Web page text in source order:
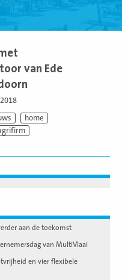
aan de toekomst
van MultiVlaai
en vier flexibele
van Ede
home